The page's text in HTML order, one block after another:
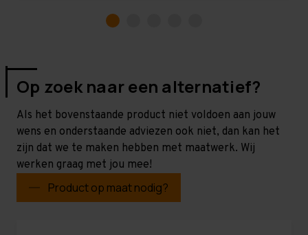
Op zoek naar een alternatief?
Als het bovenstaande product niet voldoen aan jouw
wens en onderstaande adviezen ook niet, dan kan het
zijn dat we te maken hebben met maatwerk. Wij
werken graag met jou mee!
Product op maat nodig?